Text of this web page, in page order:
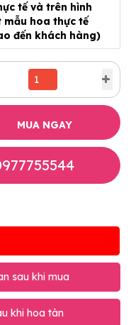
tế và trên hình
mẫu hoa thực tế
đến khách hàng)
MUA NGAY
sau khi mua
khi hoa tàn